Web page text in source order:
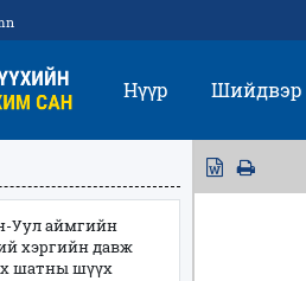
Нүүр Шийдвэр
Уул аймгийн
хэргийн давж
шатны шүүх